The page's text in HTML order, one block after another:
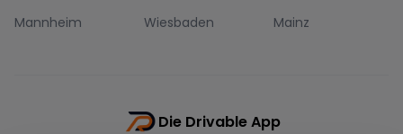
Mannheim
Wiesbaden Mainz
Die Drivable App